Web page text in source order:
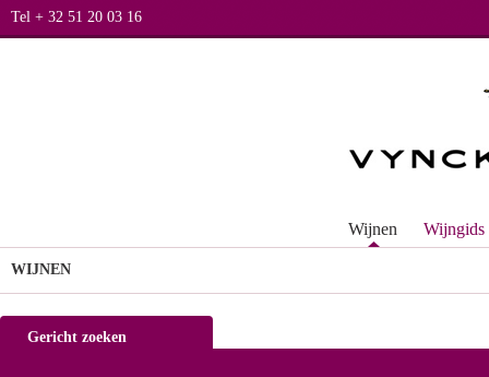
Tel + 32 51 20 03 16
Wijnen Wijngids
WIJNEN
Gericht zoeken